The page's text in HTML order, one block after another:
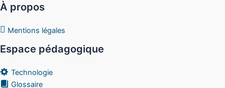
À propos
Mentions légales
Espace pédagogique
Technologie
Glossaire